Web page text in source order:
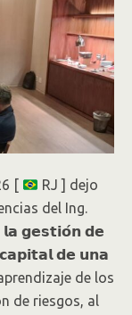
[
RJ ] dejo
del Ing.
𝗴𝗲𝘀𝘁𝗶𝗼́𝗻 𝗱𝗲
𝗱𝗲 𝘂𝗻𝗮
de los
de riesgos, al